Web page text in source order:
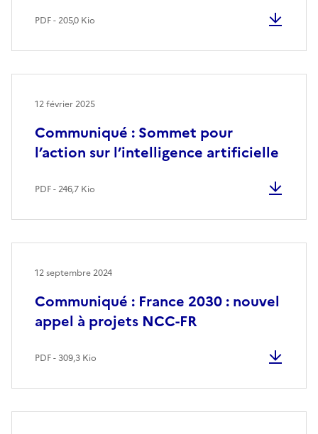
PDF - 205,0 Kio
Communiqué : Sommet pour
l’action sur l’intelligence artificielle
12 février 2025
PDF - 246,7 Kio
Communiqué : France 2030 : nouvel
appel à projets NCC-FR
12 septembre 2024
PDF - 309,3 Kio